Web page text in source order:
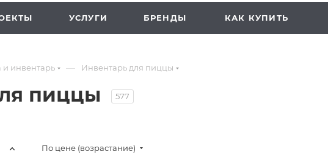
УСЛУГИ БРЕНДЫ КАК КУПИТЬ
и инвентарь — Инвентарь для пиццы
пиццы 577
По цене (возрастание)